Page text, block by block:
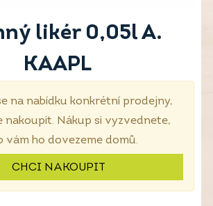
likér 0,05l A.
KAAPL
na nabídku konkrétní prodejny,
nakoupit. Nákup si vyzvednete,
vám ho dovezeme domů.
CHCI NAKOUPIT